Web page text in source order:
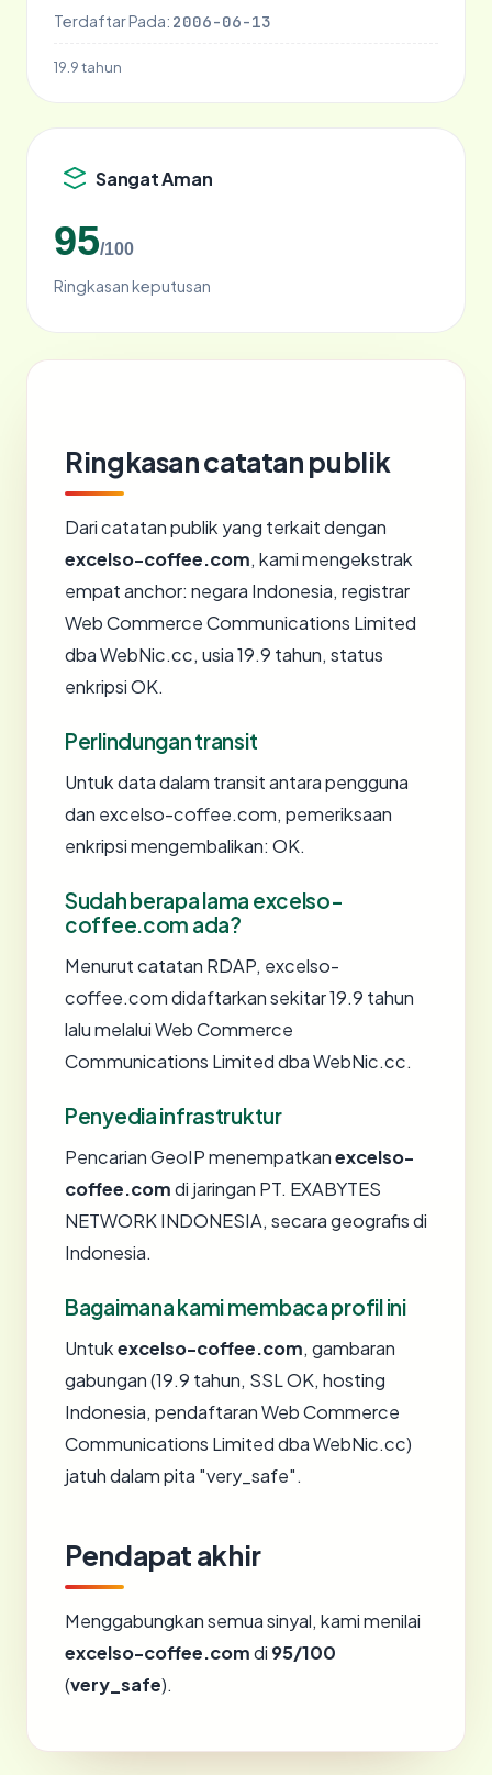
Terdaftar Pada: 2006-06-13
19.9 tahun
Sangat Aman
95/100
Ringkasan keputusan
Ringkasan catatan publik
Dari catatan publik yang terkait dengan
excelso-coffee.com, kami mengekstrak
empat anchor: negara Indonesia, registrar
Web Commerce Communications Limited
dba WebNic.cc, usia 19.9 tahun, status
enkripsi OK.
Perlindungan transit
Untuk data dalam transit antara pengguna
dan excelso-coffee.com, pemeriksaan
enkripsi mengembalikan: OK.
Sudah berapa lama excelso-
coffee.com ada?
Menurut catatan RDAP, excelso-
coffee.com didaftarkan sekitar 19.9 tahun
lalu melalui Web Commerce
Communications Limited dba WebNic.cc.
Penyedia infrastruktur
Pencarian GeoIP menempatkanexcelso-
coffee.comdi jaringan PT. EXABYTES
NETWORK INDONESIA, secara geografis di
Indonesia.
Bagaimana kami membaca profil ini
Untukexcelso-coffee.com, gambaran
gabungan (19.9 tahun, SSL OK, hosting
Indonesia, pendaftaran Web Commerce
Communications Limited dba WebNic.cc)
jatuh dalam pita "very_safe".
Pendapat akhir
Menggabungkan semua sinyal, kami menilai
excelso-coffee.comdi 95/100
(very_safe).